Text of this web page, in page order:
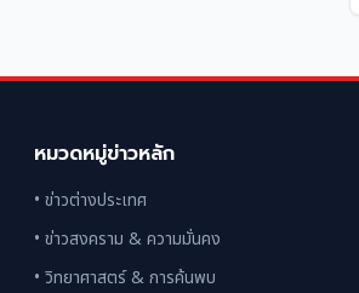
หมวดหมู่ข่าวหลัก
• ข่าวต่างประเทศ
• ข่าวสงคราม & ความมั่นคง
• วิทยาศาสตร์ & การค้นพบ